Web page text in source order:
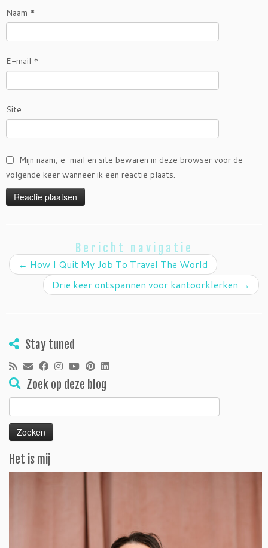
Naam *
E-mail *
Site
Mijn naam, e-mail en site bewaren in deze browser voor de
volgende keer wanneer ik een reactie plaats.
Bericht navigatie
← How I Quit My Job To Travel The World
Drie keer ontspannen voor kantoorklerken →
Stay tuned
Zoek op deze blog
Zoeken
naar:
Het is mij